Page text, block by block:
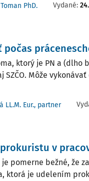
PhD. Vydané:
počas
ktorý je PN a (dlho
SZČO. Môže
LL.M. Eur., partner
v
pomerne bežné, že
ktorá je udelením